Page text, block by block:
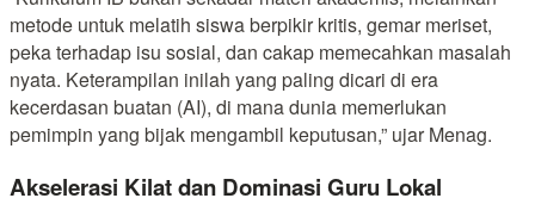
metode untuk melatih siswa berpikir kritis, gemar meriset,
peka terhadap isu sosial, dan cakap memecahkan masalah
nyata. Keterampilan inilah yang paling dicari di era
kecerdasan buatan (AI), di mana dunia memerlukan
pemimpin yang bijak mengambil keputusan,” ujar Menag.
Akselerasi Kilat dan Dominasi Guru Lokal